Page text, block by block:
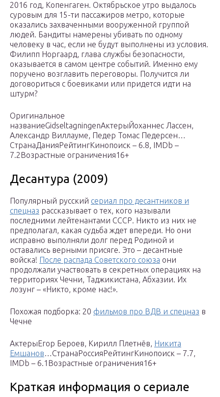
2016 год, Копенгаген. Октябрьское утро выдалось
суровым для 15-ти пассажиров метро, которые
оказались захваченными вооруженной группой
людей. Бандиты намерены убивать по одному
человеку в час, если не будут выполнены из условия.
Филипп Норгаард, глава службы безопасности,
оказывается в самом центре событий. Именно ему
поручено возглавить переговоры. Получится ли
договориться с боевиками или придется идти на
штурм?
Оригинальное
названиеGidseltagningenАктерыЙоханнес Лассен,
Александр Виллауме, Педер Томас Педерсен…
СтранаДанияРейтингКинопоиск – 6.8, IMDb –
7.2Возрастные ограничения16+
Десантура (2009)
Популярный русский сериал про десантников и
спецназ рассказывает о тех, кого называли
последними лейтенантами СССР. Никто из них не
предполагал, какая судьба ждет впереди. Но они
исправно выполняли долг перед Родиной и
оставались верными присяге. Это – десантные
войска! После распада Советского союза они
продолжали участвовать в секретных операциях на
территориях Чечни, Таджикистана, Абхазии. Их
лозунг – «Никто, кроме нас!».
Похожая подборка: 20 фильмов про ВДВ и спецназ в
Чечне
АктерыЕгор Бероев, Кирилл Плетнёв, Никита
Емшанов…СтранаРоссияРейтингКинопоиск – 7.7,
IMDb – 6.1Возрастные ограничения16+
Краткая информация о сериале